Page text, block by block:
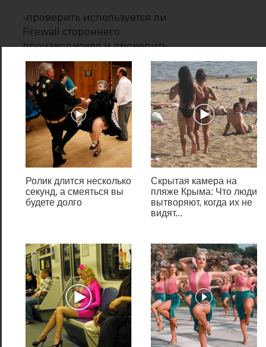
-проверить используется ли
Firewall стороннего
производителя и проверить
его настройки;
-проверить разрешено ли
хождение ICMP-трафика
через шлюз;
Аналогичную проверку нужно
сделать и на удаленной
машине.
Для чего
разрешать пинг?
Пинг используется для
определения доступности
устройства (компьютера,
роутера, точки доступа,
модема) в сети, а также для
тестирования стабильности
сетевого канала и качества
Ролик длится несколько
секунд, а смеяться вы
будете долго
Скрытая камера на
пляже Крыма: Что люди
вытворяют, когда их не
видят...